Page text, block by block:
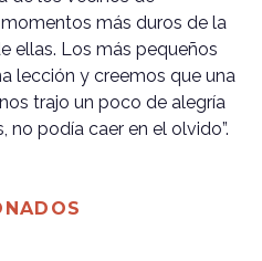
más duros de la
ellas. Los más pequeños
lección y creemos que una
trajo un poco de alegría
podía caer en el olvido”.